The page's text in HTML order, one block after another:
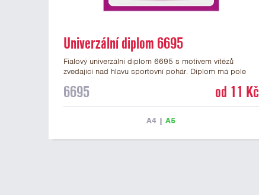
Univerzální diplom 6695
Fialový univerzální diplom 6695 s motivem vítězů
zvedající nad hlavu sportovní pohár. Diplom má pole
diplom 6695 máme ve formátu A4 a A5. Tento
sportovní pohár. Papírový diplom s univerzálním
6695 od 11 Kč
A4 |A5